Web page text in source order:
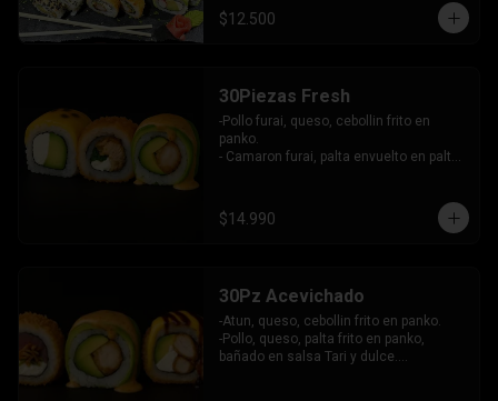
palta.
INCLUYE: 3 SALSAS - 2 PALITOS
$12.500
30Piezas Fresh
-Pollo furai, queso, cebollin frito en
panko.
- Camaron furai, palta envuelto en palta
queso y mango, bañado en salsa de
maracuya.
$14.990
30Pz Acevichado
-Atun, queso, cebollin frito en panko.
-Pollo, queso, palta frito en panko,
bañado en salsa Tari y dulce.